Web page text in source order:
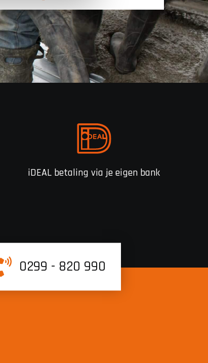
iDEAL betaling via je eigen bank
0299 - 820 990